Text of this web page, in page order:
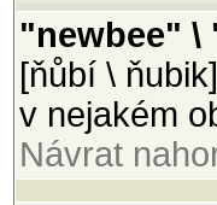
"newbee" \
[ňůbí \
v nejakém
Návrat